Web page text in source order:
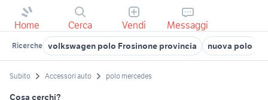
Home Cerca Vendi Messaggi
Ricerche volkswagen polo Frosinone provincia nuova polo
Subito Accessori auto polo mercedes
Cosa cerchi?